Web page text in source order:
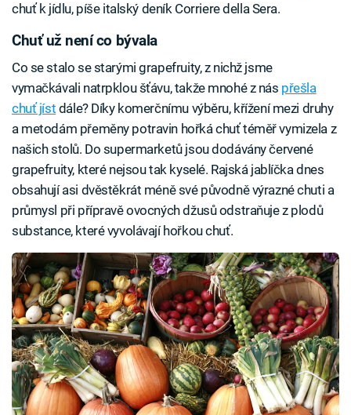
chuť k jídlu, píše italský deník Corriere della Sera.
Chuť už není co bývala
Co se stalo se starými grapefruity, z nichž jsme
vymačkávali natrpklou šťávu, takže mnohé z nás přešla
chuť jíst dále? Díky komerčnímu výběru, křížení mezi druhy
a metodám přeměny potravin hořká chuť téměř vymizela z
našich stolů. Do supermarketů jsou dodávány červené
grapefruity, které nejsou tak kyselé. Rajská jablíčka dnes
obsahují asi dvěstěkrát méně své původně výrazné chuti a
průmysl při přípravě ovocných džusů odstraňuje z plodů
substance, které vyvolávají hořkou chuť.